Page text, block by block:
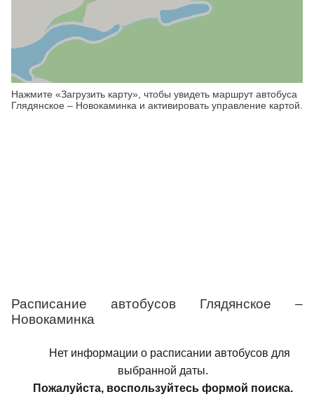
Нажмите «Загрузить карту», чтобы увидеть маршрут автобуса
Глядянское – Новокаминка и активировать управление картой.
Расписание автобусов Глядянское –
Новокаминка
Нет информации о расписании автобусов для
выбранной даты.
Пожалуйста, воспользуйтесь формой поиска.